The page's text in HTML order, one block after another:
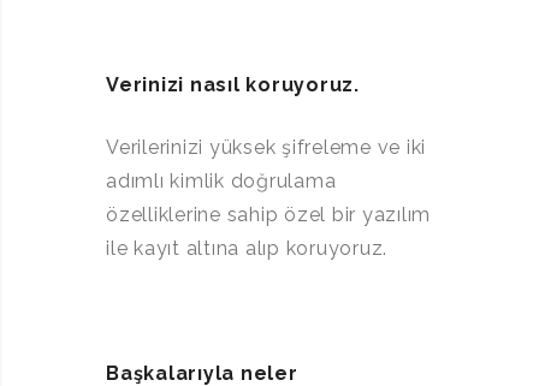
Verinizi nasıl koruyoruz.
Verilerinizi yüksek şifreleme ve iki
adımlı kimlik doğrulama
özelliklerine sahip özel bir yazılım
ile kayıt altına alıp koruyoruz.
Başkalarıyla neler